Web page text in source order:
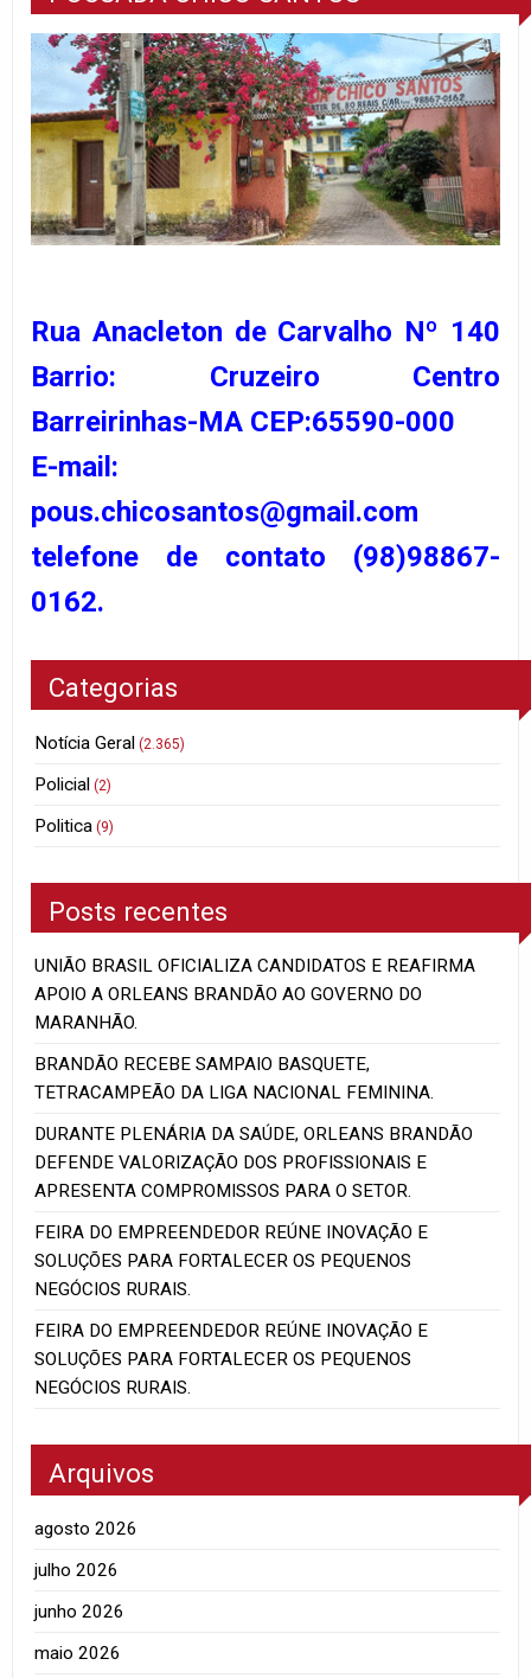
Rua Anacleton de Carvalho Nº 140
Barrio: Cruzeiro Centro
Barreirinhas-MA CEP:65590-000
E-mail:
pous.chicosantos@gmail.com
telefone de contato (98)98867-
0162.
Categorias
Notícia Geral (2.365)
Policial (2)
Politica (9)
Posts recentes
UNIÃO BRASIL OFICIALIZA CANDIDATOS E REAFIRMA
APOIO A ORLEANS BRANDÃO AO GOVERNO DO
MARANHÃO.
BRANDÃO RECEBE SAMPAIO BASQUETE,
TETRACAMPEÃO DA LIGA NACIONAL FEMININA.
DURANTE PLENÁRIA DA SAÚDE, ORLEANS BRANDÃO
DEFENDE VALORIZAÇÃO DOS PROFISSIONAIS E
APRESENTA COMPROMISSOS PARA O SETOR.
FEIRA DO EMPREENDEDOR REÚNE INOVAÇÃO E
SOLUÇÕES PARA FORTALECER OS PEQUENOS
NEGÓCIOS RURAIS.
FEIRA DO EMPREENDEDOR REÚNE INOVAÇÃO E
SOLUÇÕES PARA FORTALECER OS PEQUENOS
NEGÓCIOS RURAIS.
Arquivos
agosto 2026
julho 2026
junho 2026
maio 2026